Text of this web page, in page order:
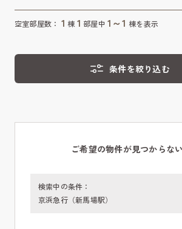
空室部屋数： 1 棟 1 部屋中1～1棟を表示
条件を絞り込む
ご希望の物件が見つからな
検索中の条件：
京浜急行（新馬場駅）